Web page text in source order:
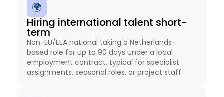
🌍
Hiring international talent short-
term
Non-EU/EEA national taking a Netherlands-
based role for up to 90 days under a local
employment contract, typical for specialist
assignments, seasonal roles, or project staff